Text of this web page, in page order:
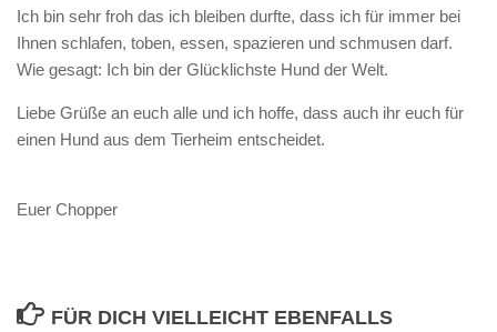
Ich bin sehr froh das ich bleiben durfte, dass ich für immer bei
Ihnen schlafen, toben, essen, spazieren und schmusen darf.
Wie gesagt: Ich bin der Glücklichste Hund der Welt.
Liebe Grüße an euch alle und ich hoffe, dass auch ihr euch für
einen Hund aus dem Tierheim entscheidet.
Euer Chopper
FÜR DICH VIELLEICHT EBENFALLS